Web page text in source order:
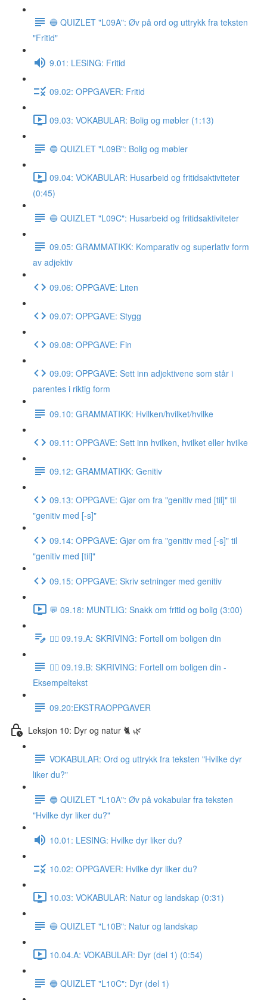
🔵 QUIZLET "L09A": Øv på ord og uttrykk fra teksten
"Fritid"
9.01: LESING: Fritid
09.02: OPPGAVER: Fritid
09.03: VOKABULAR: Bolig og møbler (1:13)
🔵 QUIZLET "L09B": Bolig og møbler
09.04: VOKABULAR: Husarbeid og fritidsaktiviteter
(0:45)
🔵 QUIZLET "L09C": Husarbeid og fritidsaktiviteter
09.05: GRAMMATIKK: Komparativ og superlativ form
av adjektiv
09.06: OPPGAVE: Liten
09.07: OPPGAVE: Stygg
09.08: OPPGAVE: Fin
09.09: OPPGAVE: Sett inn adjektivene som står i
parentes i riktig form
09.10: GRAMMATIKK: Hvilken/hvilket/hvilke
09.11: OPPGAVE: Sett inn hvilken, hvilket eller hvilke
09.12: GRAMMATIKK: Genitiv
09.13: OPPGAVE: Gjør om fra "genitiv med [til]" til
"genitiv med [-s]"
09.14: OPPGAVE: Gjør om fra "genitiv med [-s]" til
"genitiv med [til]"
09.15: OPPGAVE: Skriv setninger med genitiv
💬 09.18: MUNTLIG: Snakk om fritid og bolig (3:00)
✍🏼 09.19.A: SKRIVING: Fortell om boligen din
✍🏼 09.19.B: SKRIVING: Fortell om boligen din -
Eksempeltekst
09.20:EKSTRAOPPGAVER
Leksjon 10: Dyr og natur 🐈 🌿
VOKABULAR: Ord og uttrykk fra teksten "Hvilke dyr
liker du?"
🔵 QUIZLET "L10A": Øv på vokabular fra teksten
"Hvilke dyr liker du?"
10.01: LESING: Hvilke dyr liker du?
10.02: OPPGAVER: Hvilke dyr liker du?
10.03: VOKABULAR: Natur og landskap (0:31)
🔵 QUIZLET "L10B": Natur og landskap
10.04.A: VOKABULAR: Dyr (del 1) (0:54)
🔵 QUIZLET "L10C": Dyr (del 1)